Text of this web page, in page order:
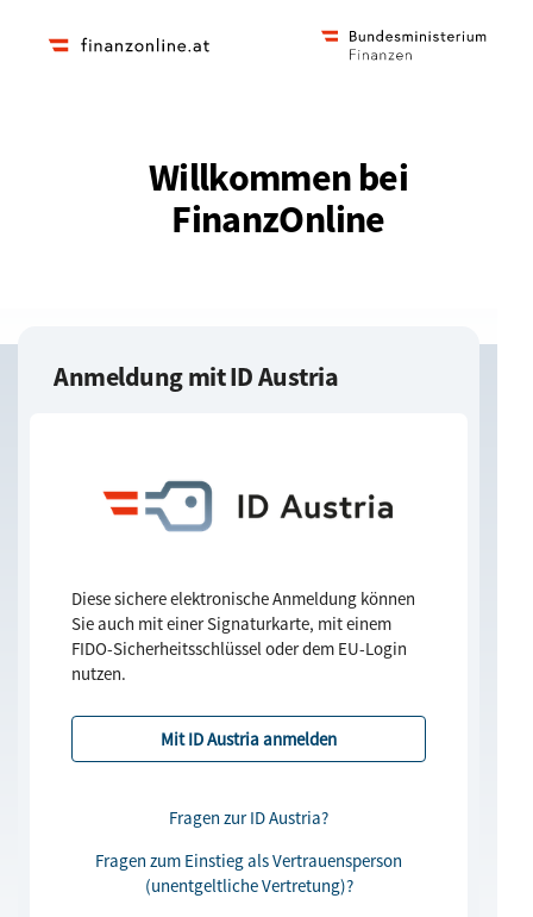
Zur
Zur
Homepage
Willkommen bei
FinanzOnline
Anmeldung mit ID Austria
Diese sichere elektronische Anmeldung können
Sie auch mit einer Signaturkarte, mit einem
FIDO-Sicherheitsschlüssel oder dem EU-Login
nutzen.
Fragen zur ID Austria?
Fragen zum Einstieg als Vertrauensperson
(unentgeltliche Vertretung)?